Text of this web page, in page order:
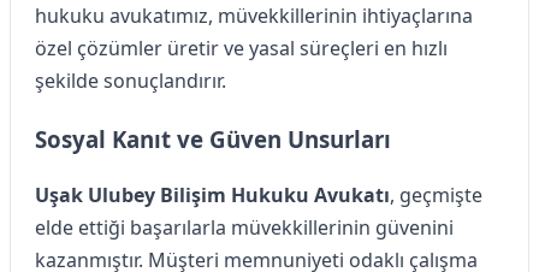
hukuku avukatımız, müvekkillerinin ihtiyaçlarına
özel çözümler üretir ve yasal süreçleri en hızlı
şekilde sonuçlandırır.
Sosyal Kanıt ve Güven Unsurları
Uşak Ulubey Bilişim Hukuku Avukatı, geçmişte
elde ettiği başarılarla müvekkillerinin güvenini
kazanmıştır. Müşteri memnuniyeti odaklı çalışma